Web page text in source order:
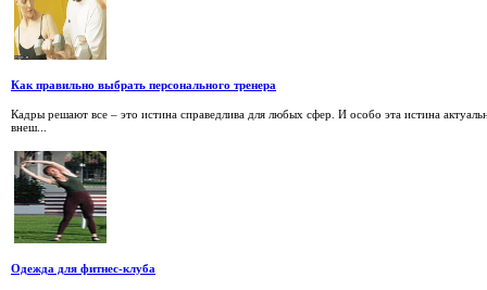
Как правильно выбрать персонального тренера
Кадры решают все – это истина справедлива для любых сфер. И особо эта истина
внеш...
Одежда для фитнес-клуба